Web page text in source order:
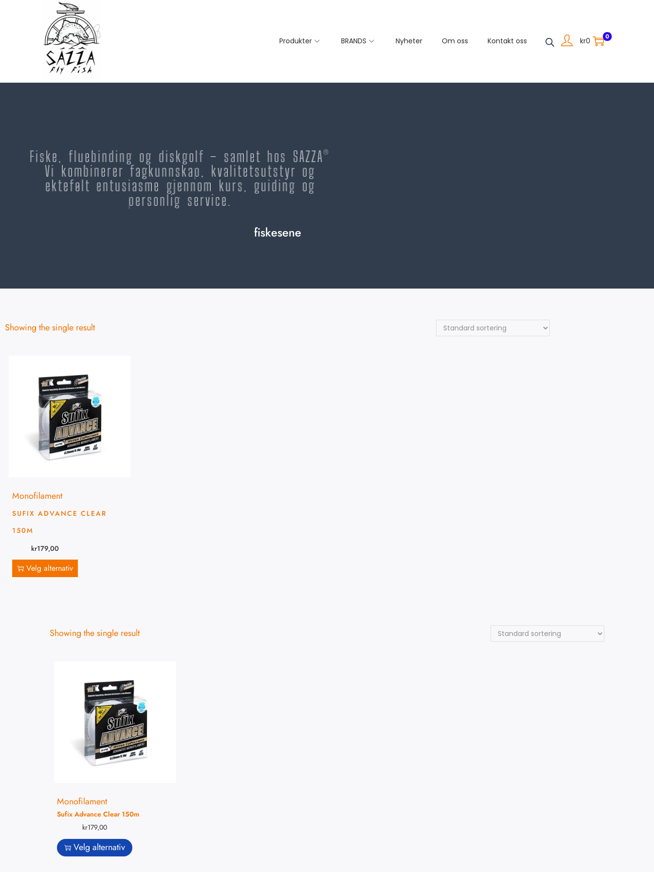
Produkter BRANDS Nyheter Om oss Kontakt oss kr0 0
Fiske, fluebinding og diskgolf – samlet hos SAZZA®
Vi kombinerer fagkunnskap, kvalitetsutstyr og
ektefølt entusiasme gjennom kurs, guiding og
personlig service.
fiskesene
Showing the single result
Monofilament
SUFIX ADVANCE CLEAR
150M
kr179,00
Velg alternativ
Showing the single result
Monofilament
Sufix Advance Clear 150m
kr179,00
Velg alternativ